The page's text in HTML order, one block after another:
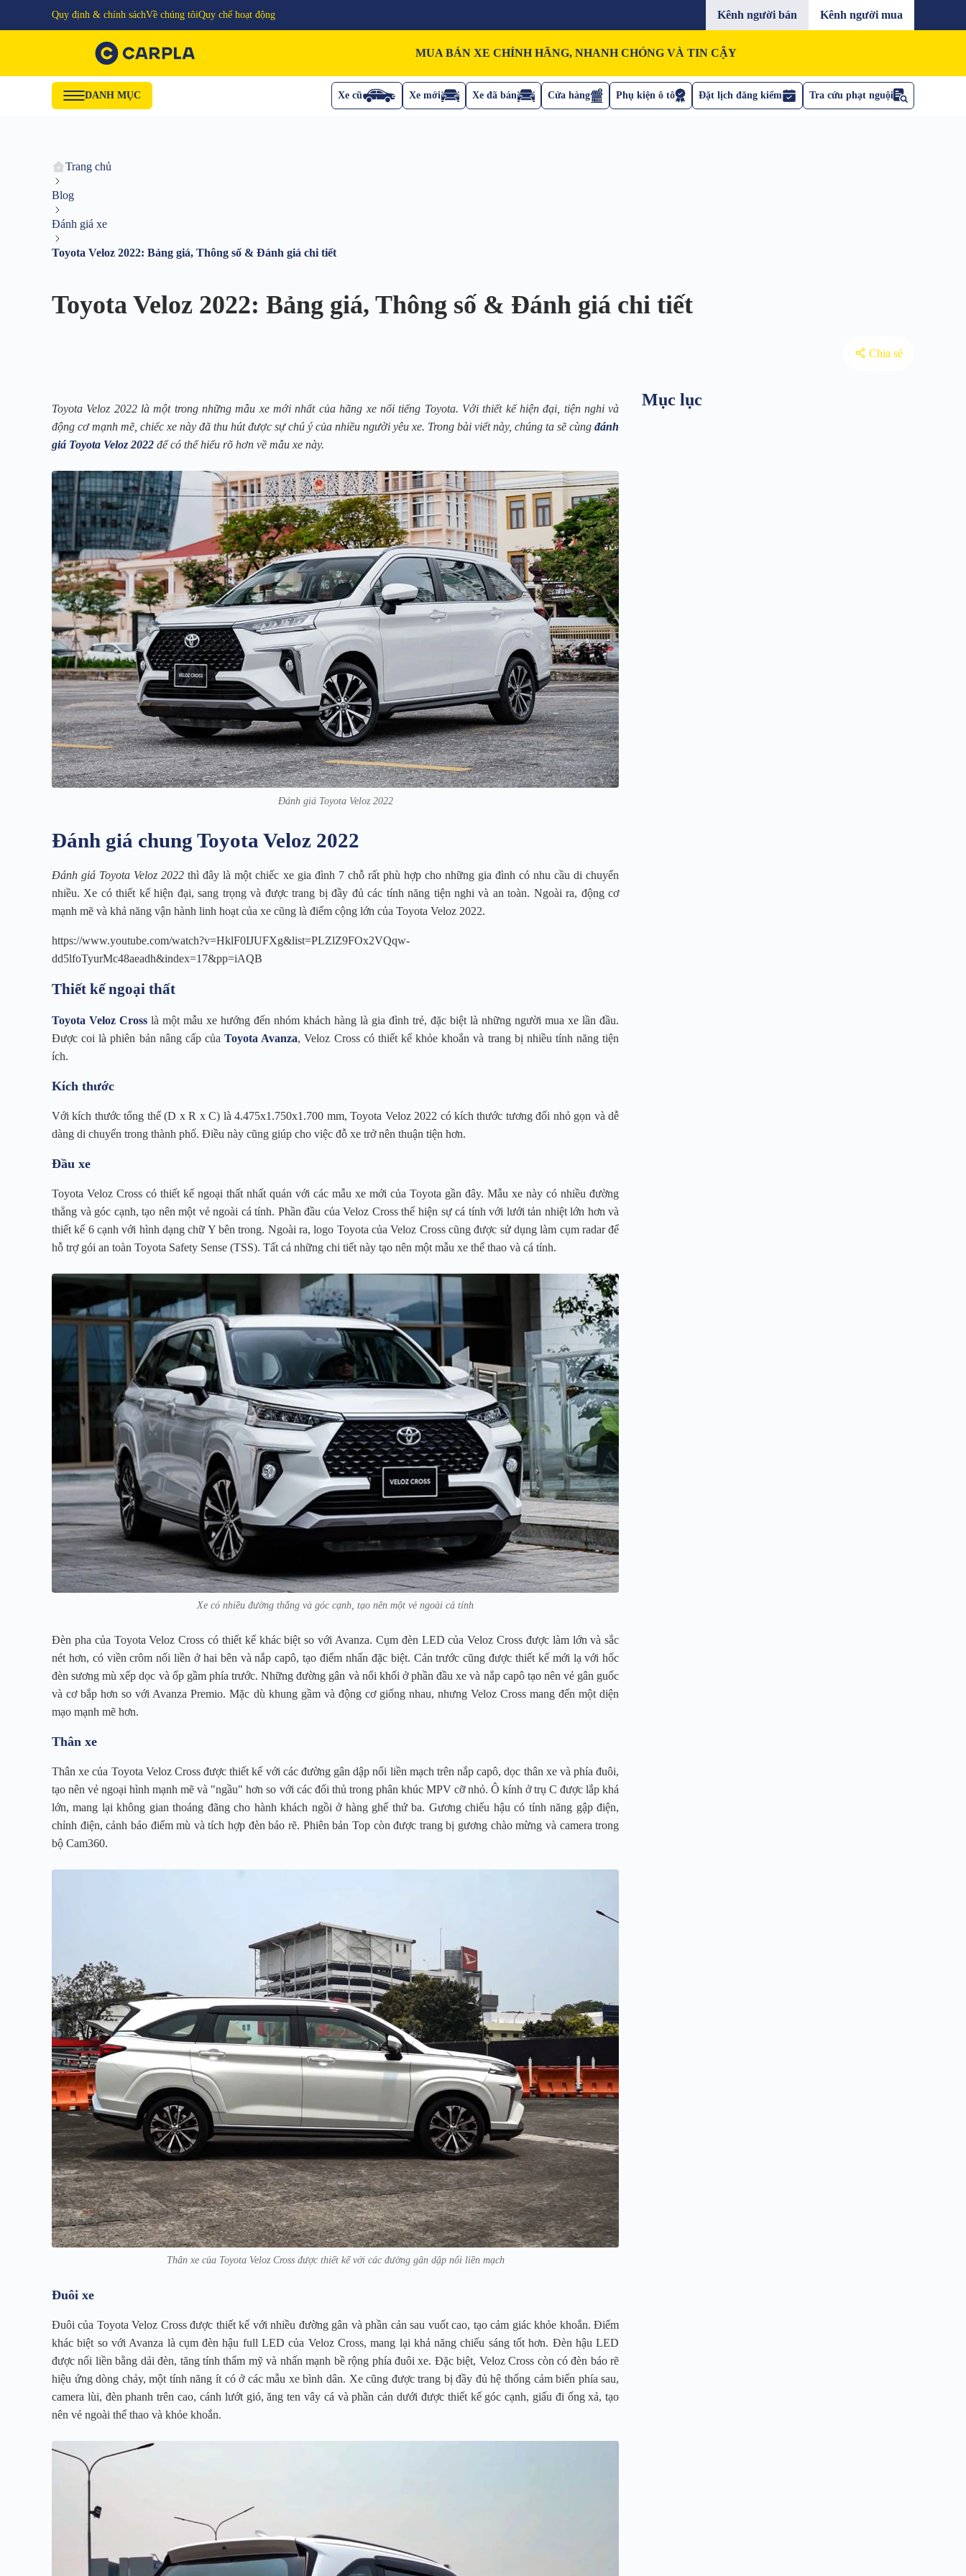
Quy định & chính sáchVề chúng tôiQuy chế hoạt động Kênh người bán Kênh người mua
MUA BÁN XE CHÍNH HÃNG, NHANH CHÓNG VÀ TIN CẬY
DANH MỤC Xe cũ Xe mới Xe đã bán Cửa hàng Phụ kiện ô tô Đặt lịch đăng kiểm Tra cứu phạt nguội
Trang chủ
Blog
Đánh giá xe
Toyota Veloz 2022: Bảng giá, Thông số & Đánh giá chi tiết
Toyota Veloz 2022: Bảng giá, Thông số & Đánh giá chi tiết
Chia sẻ
Toyota Veloz 2022 là một trong những mẫu xe mới nhất của hãng xe nổi tiếng Toyota. Với thiết kế hiện đại, tiện nghi và
động cơ mạnh mẽ, chiếc xe này đã thu hút được sự chú ý của nhiều người yêu xe. Trong bài viết này, chúng ta sẽ cùngđánh
giá Toyota Veloz 2022 để có thể hiểu rõ hơn về mẫu xe này.
Đánh giá Toyota Veloz 2022
Đánh giá chung Toyota Veloz 2022
Đánh giá Toyota Veloz 2022 thì đây là một chiếc xe gia đình 7 chỗ rất phù hợp cho những gia đình có nhu cầu di chuyển
nhiều. Xe có thiết kế hiện đại, sang trọng và được trang bị đầy đủ các tính năng tiện nghi và an toàn. Ngoài ra, động cơ
mạnh mẽ và khả năng vận hành linh hoạt của xe cũng là điểm cộng lớn của Toyota Veloz 2022.
https://www.youtube.com/watch?v=HklF0IJUFXg&list=PLZlZ9FOx2VQqw-
dd5lfoTyurMc48aeadh&index=17&pp=iAQB
Thiết kế ngoại thất
Toyota Veloz Cross là một mẫu xe hướng đến nhóm khách hàng là gia đình trẻ, đặc biệt là những người mua xe lần đầu.
Được coi là phiên bản nâng cấp củaToyota Avanza, Veloz Cross có thiết kế khỏe khoắn và trang bị nhiều tính năng tiện
ích.
Kích thước
Với kích thước tổng thể (D x R x C) là 4.475x1.750x1.700 mm, Toyota Veloz 2022 có kích thước tương đối nhỏ gọn và dễ
dàng di chuyển trong thành phố. Điều này cũng giúp cho việc đỗ xe trở nên thuận tiện hơn.
Đầu xe
Toyota Veloz Cross có thiết kế ngoại thất nhất quán với các mẫu xe mới của Toyota gần đây. Mẫu xe này có nhiều đường
thẳng và góc cạnh, tạo nên một vẻ ngoài cá tính. Phần đầu của Veloz Cross thể hiện sự cá tính với lưới tản nhiệt lớn hơn và
thiết kế 6 cạnh với hình dạng chữ Y bên trong. Ngoài ra, logo Toyota của Veloz Cross cũng được sử dụng làm cụm radar để
hỗ trợ gói an toàn Toyota Safety Sense (TSS). Tất cả những chi tiết này tạo nên một mẫu xe thể thao và cá tính.
Xe có nhiều đường thẳng và góc cạnh, tạo nên một vẻ ngoài cá tính
Đèn pha của Toyota Veloz Cross có thiết kế khác biệt so với Avanza. Cụm đèn LED của Veloz Cross được làm lớn và sắc
nét hơn, có viền crôm nối liền ở hai bên và nắp capô, tạo điểm nhấn đặc biệt. Cản trước cũng được thiết kế mới lạ với hốc
đèn sương mù xếp dọc và ốp gầm phía trước. Những đường gân và nổi khối ở phần đầu xe và nắp capô tạo nên vẻ gân guốc
và cơ bắp hơn so với Avanza Premio. Mặc dù khung gầm và động cơ giống nhau, nhưng Veloz Cross mang đến một diện
mạo mạnh mẽ hơn.
Thân xe
Thân xe của Toyota Veloz Cross được thiết kế với các đường gân dập nổi liền mạch trên nắp capô, dọc thân xe và phía đuôi,
tạo nên vẻ ngoại hình mạnh mẽ và "ngầu" hơn so với các đối thủ trong phân khúc MPV cỡ nhỏ. Ô kính ở trụ C được lắp khá
lớn, mang lại không gian thoáng đãng cho hành khách ngồi ở hàng ghế thứ ba. Gương chiếu hậu có tính năng gập điện,
chỉnh điện, cảnh báo điểm mù và tích hợp đèn báo rẽ. Phiên bản Top còn được trang bị gương chào mừng và camera trong
bộ Cam360.
Thân xe của Toyota Veloz Cross được thiết kế với các đường gân dập nổi liền mạch
Đuôi xe
Đuôi của Toyota Veloz Cross được thiết kế với nhiều đường gân và phần cản sau vuốt cao, tạo cảm giác khỏe khoắn. Điểm
khác biệt so với Avanza là cụm đèn hậu full LED của Veloz Cross, mang lại khả năng chiếu sáng tốt hơn. Đèn hậu LED
được nối liền bằng dải đèn, tăng tính thẩm mỹ và nhấn mạnh bề rộng phía đuôi xe. Đặc biệt, Veloz Cross còn có đèn báo rẽ
hiệu ứng dòng chảy, một tính năng ít có ở các mẫu xe bình dân. Xe cũng được trang bị đầy đủ hệ thống cảm biến phía sau,
camera lùi, đèn phanh trên cao, cánh lướt gió, ăng ten vây cá và phần cản dưới được thiết kế góc cạnh, giấu đi ống xả, tạo
nên vẻ ngoài thể thao và khỏe khoắn.
Mục lục